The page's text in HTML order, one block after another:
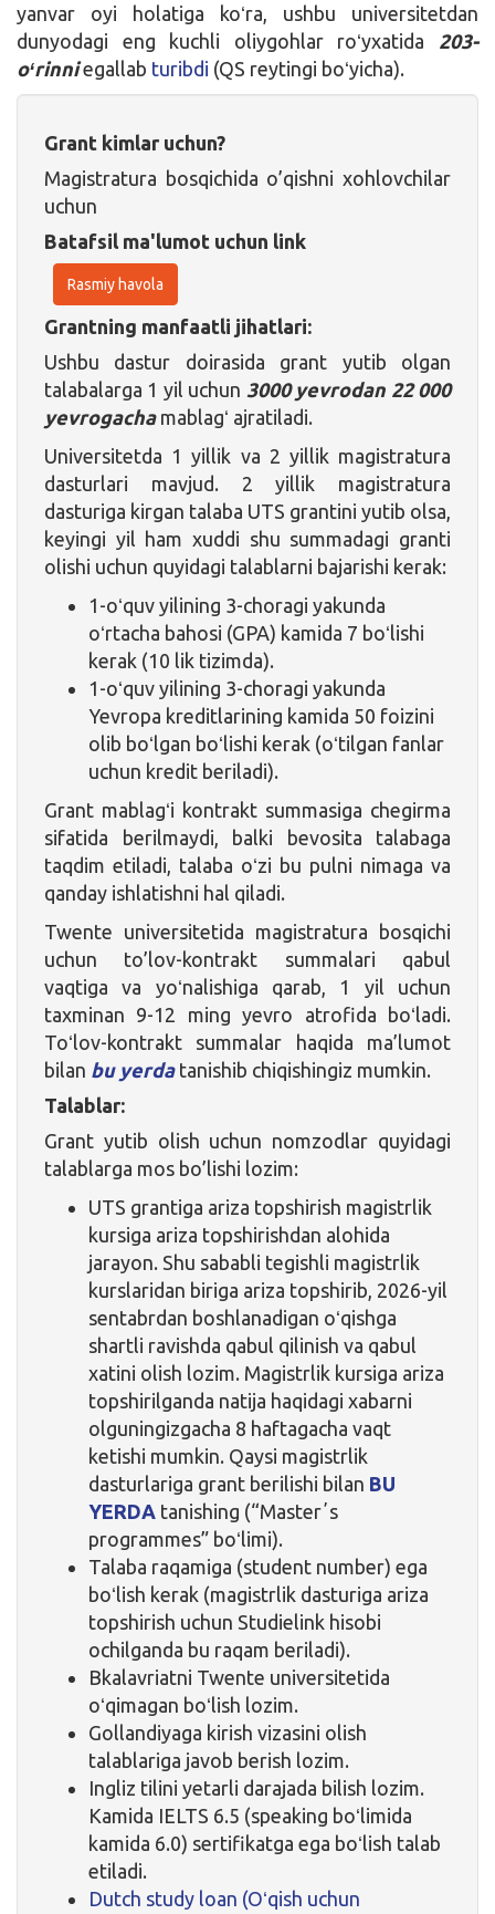
yanvar oyi holatiga koʻra, ushbu universitetdan
dunyodagi eng kuchli oliygohlar roʻyxatida 203-
oʻrinni egallab turibdi (QS reytingi boʻyicha).
Grant kimlar uchun?
Magistratura bosqichida o’qishni xohlovchilar
uchun
Batafsil ma'lumot uchun link
Rasmiy havola
Grantning manfaatli jihatlari:
Ushbu dastur doirasida grant yutib olgan
talabalarga 1 yil uchun 3000 yevrodan 22 000
yevrogachamablagʻ ajratiladi.
Universitetda 1 yillik va 2 yillik magistratura
dasturlari mavjud. 2 yillik magistratura
dasturiga kirgan talaba UTS grantini yutib olsa,
keyingi yil ham xuddi shu summadagi granti
olishi uchun quyidagi talablarni bajarishi kerak:
1-oʻquv yilining 3-choragi yakunda
oʻrtacha bahosi (GPA) kamida 7 boʻlishi
kerak (10 lik tizimda).
1-oʻquv yilining 3-choragi yakunda
Yevropa kreditlarining kamida 50 foizini
olib boʻlgan boʻlishi kerak (oʻtilgan fanlar
uchun kredit beriladi).
Grant mablagʻi kontrakt summasiga chegirma
sifatida berilmaydi, balki bevosita talabaga
taqdim etiladi, talaba oʻzi bu pulni nimaga va
qanday ishlatishni hal qiladi.
Twente universitetida magistratura bosqichi
uchun to’lov-kontrakt summalari qabul
vaqtiga va yoʻnalishiga qarab, 1 yil uchun
taxminan 9-12 ming yevro atrofida boʻladi.
Toʻlov-kontrakt summalar haqida ma’lumot
bilan bu yerdatanishib chiqishingiz mumkin.
Talablar:
Grant yutib olish uchun nomzodlar quyidagi
talablarga mos bo’lishi lozim:
UTS grantiga ariza topshirish magistrlik
kursiga ariza topshirishdan alohida
jarayon. Shu sababli tegishli magistrlik
kurslaridan biriga ariza topshirib, 2026-yil
sentabrdan boshlanadigan oʻqishga
shartli ravishda qabul qilinish va qabul
xatini olish lozim. Magistrlik kursiga ariza
topshirilganda natija haqidagi xabarni
olguningizgacha 8 haftagacha vaqt
ketishi mumkin. Qaysi magistrlik
dasturlariga grant berilishi bilan BU
YERDA tanishing (“Masterʼs
programmes” boʻlimi).
Talaba raqamiga (student number) ega
boʻlish kerak (magistrlik dasturiga ariza
topshirish uchun Studielink hisobi
ochilganda bu raqam beriladi).
Bkalavriatni Twente universitetida
oʻqimagan boʻlish lozim.
Gollandiyaga kirish vizasini olish
talablariga javob berish lozim.
Ingliz tilini yetarli darajada bilish lozim.
Kamida IELTS 6.5 (speaking boʻlimida
kamida 6.0) sertifikatga ega boʻlish talab
etiladi.
Dutch study loan (Oʻqish uchun